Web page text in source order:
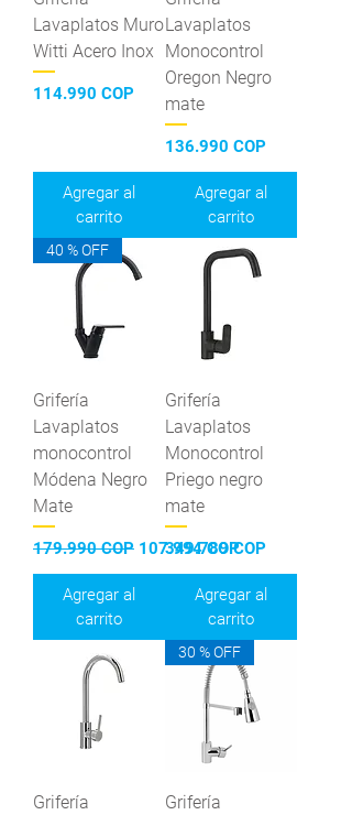
Lavaplatos Muro
Witti Acero Inox
Precio
114.990 COP
Agregar al
carrito
Lavaplatos
Monocontrol
Oregon Negro
mate
Precio
136.990 COP
Agregar al
carrito
40 % OFF
Grifería
Lavaplatos
monocontrol
Módena Negro
Mate
Precio
179.990 COP Precio de oferta
107.994 COP
Agregar al
carrito
Grifería
Lavaplatos
Monocontrol
Priego negro
mate
Precio
349.789 COP
Agregar al
carrito
Grifería
30 % OFF
Grifería